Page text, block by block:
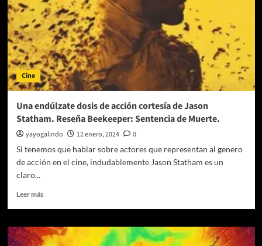
Cine
Una endúlzate dosis de acción cortesía de Jason
Statham. Reseña Beekeeper: Sentencia de Muerte.
yayogalindo 12 enero, 2024
0
Si tenemos que hablar sobre actores que representan al genero
de acción en el cine, indudablemente Jason Statham es un
claro...
Leer másLeer
Una
endúlzate